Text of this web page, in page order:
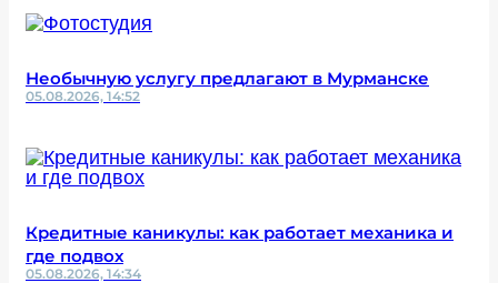
Необычную услугу предлагают в Мурманске
05.08.2026, 14:52
Кредитные каникулы: как работает механика и
где подвох
05.08.2026, 14:34